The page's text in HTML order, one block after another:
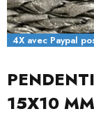
4X avec Paypal
15X10 MM